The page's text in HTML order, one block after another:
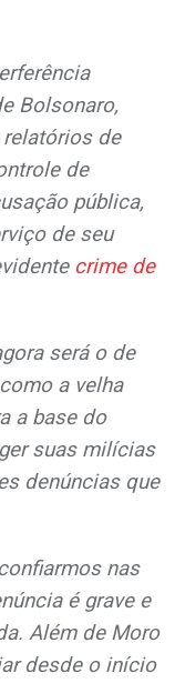
Bolsonaro,
de
de
pública,
de seu
crime de
será o de
a velha
a base do
suas milícias
denúncias que
nas
é grave e
Além de Moro
desde o início